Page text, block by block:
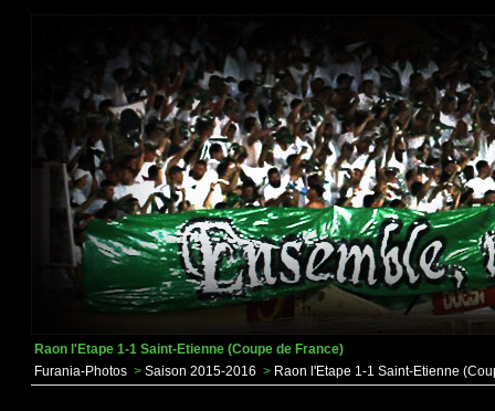
Raon l'Etape 1-1 Saint-Etienne (Coupe de France)
Furania-Photos > Saison 2015-2016 > Raon l'Etape 1-1 Saint-Etienne